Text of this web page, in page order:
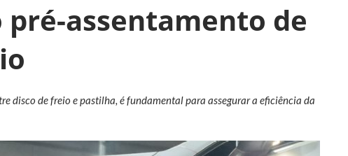
pré-assentamento de
disco de freio e pastilha, é fundamental para assegurar a eficiência da